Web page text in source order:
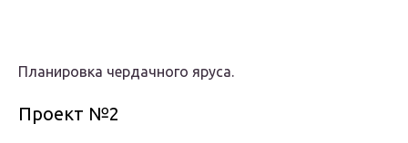
Планировка чердачного яруса.
Проект №2